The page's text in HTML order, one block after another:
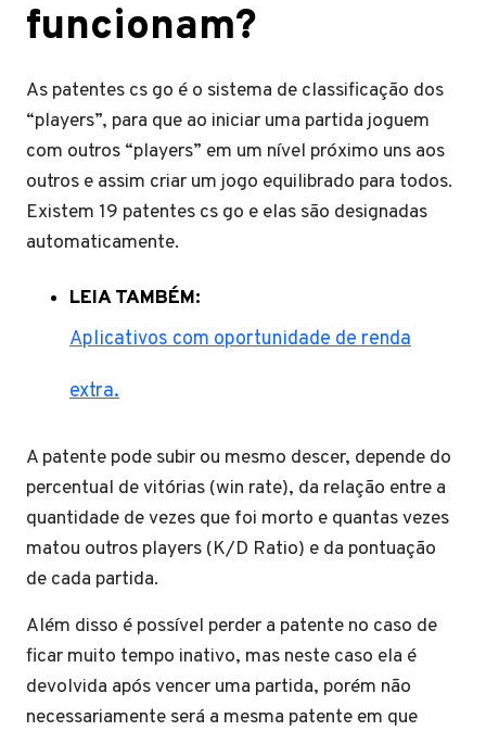
funcionam?
As patentes cs go é o sistema de classificação dos
“players”, para que ao iniciar uma partida joguem
com outros “players” em um nível próximo uns aos
outros e assim criar um jogo equilibrado para todos.
Existem 19 patentes cs go e elas são designadas
automaticamente.
LEIA TAMBÉM:
Aplicativos com oportunidade de renda
extra.
A patente pode subir ou mesmo descer, depende do
percentual de vitórias (win rate), da relação entre a
quantidade de vezes que foi morto e quantas vezes
matou outros players (K/D Ratio) e da pontuação
de cada partida.
Além disso é possível perder a patente no caso de
ficar muito tempo inativo, mas neste caso ela é
devolvida após vencer uma partida, porém não
necessariamente será a mesma patente em que